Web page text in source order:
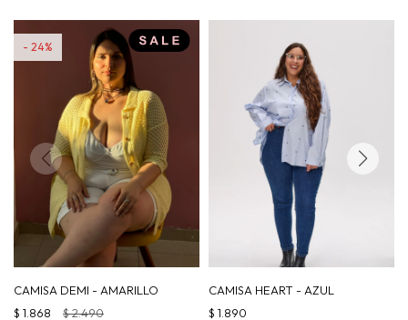
CAMISA DEMI - AMARILLO
$ 1.868 $2.490
24
CAMISA HEART - AZUL
$ 1.890